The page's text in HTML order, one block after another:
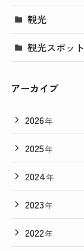
観光
観光スポット
アーカイブ
2026年
2025年
2024年
2023年
2022年